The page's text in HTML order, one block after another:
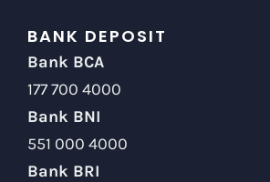
BANK DEPOSIT
Bank BCA
177 700 4000
Bank BNI
551 000 4000
Bank BRI